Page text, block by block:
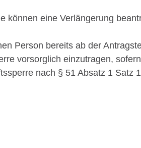
können eine Verlängerung
Person bereits ab der
vorsorglich einzutragen,
nach § 51 Absatz 1 Satz